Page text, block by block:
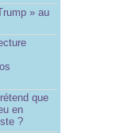
» au
que
en
?